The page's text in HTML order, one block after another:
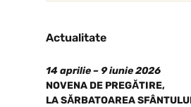
Actualitate
14 aprilie – 9 iunie 2026
NOVENA DE PREGĂTIRE,
LA SĂRBATOAREA